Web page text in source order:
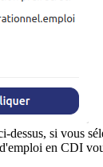
dessus, si vous
en CDI